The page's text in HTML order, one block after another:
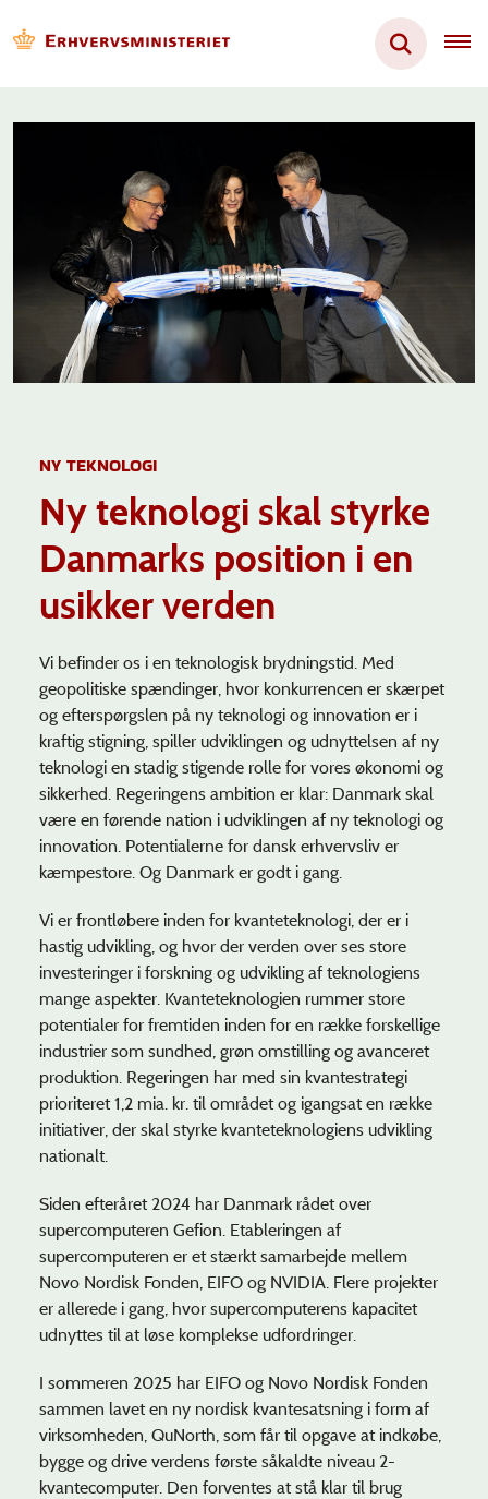
NY TEKNOLOGI
Ny teknologi skal styrke
Danmarks position i en
usikker verden
Vi befinder os i en teknologisk brydningstid. Med
geopolitiske spændinger, hvor konkurrencen er skærpet
og efterspørgslen på ny teknologi og innovation er i
kraftig stigning, spiller udviklingen og udnyttelsen af ny
teknologi en stadig stigende rolle for vores økonomi og
sikkerhed. Regeringens ambition er klar: Danmark skal
være en førende nation i udviklingen af ny teknologi og
innovation. Potentialerne for dansk erhvervsliv er
kæmpestore. Og Danmark er godt i gang.
Vi er frontløbere inden for kvanteteknologi, der er i
hastig udvikling, og hvor der verden over ses store
investeringer i forskning og udvikling af teknologiens
mange aspekter. Kvanteteknologien rummer store
potentialer for fremtiden inden for en række forskellige
industrier som sundhed, grøn omstilling og avanceret
produktion. Regeringen har med sin kvantestrategi
prioriteret 1,2 mia. kr. til området og igangsat en række
initiativer, der skal styrke kvanteteknologiens udvikling
nationalt.
Siden efteråret 2024 har Danmark rådetover
supercomputeren Gefion. Etableringen af
supercomputeren er et stærkt samarbejde mellem
Novo Nordisk Fonden, EIFO og NVIDIA. Flere projekter
er allerede i gang, hvor supercomputerens kapacitet
udnyttes til at løse komplekse udfordringer.
I sommeren 2025 har EIFO og Novo Nordisk Fonden
sammen lavet en ny nordisk kvantesatsning i form af
virksomheden, QuNorth, som får til opgave at indkøbe,
bygge og drive verdens første såkaldte niveau 2-
kvantecomputer. Den forventes at stå klar til brug